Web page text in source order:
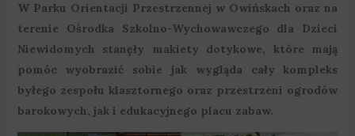
W Parku Orientacji Przestrzennej w Owińskach oraz na
terenie Ośrodka Szkolno-Wychowawczego dla Dzieci
Niewidomych stanęły makiety dotykowe, które mają
pomóc wyobrazić sobie jak wygląda cały kompleks
byłego zespołu klasztornego oraz przestrzeni ogrodów
barokowych, jak i edukacyjnego placu zabaw.